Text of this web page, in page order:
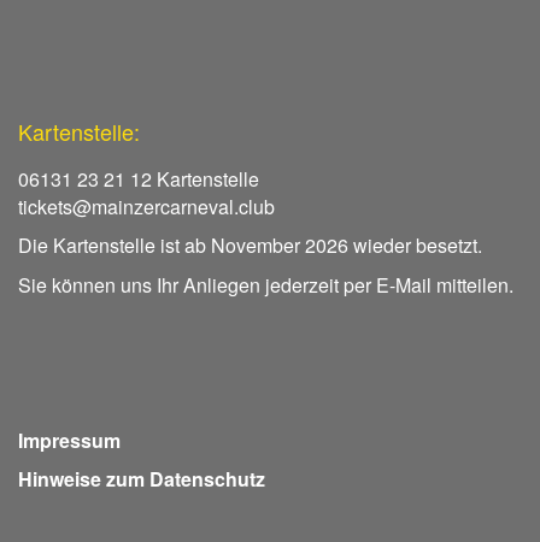
Kartenstelle:
06131 23 21 12 Kartenstelle
tickets@mainzercarneval.club
Die Kartenstelle ist ab November 2026 wieder besetzt.
Sie können uns Ihr Anliegen jederzeit per E-Mail mitteilen.
Impressum
Hinweise zum Datenschutz